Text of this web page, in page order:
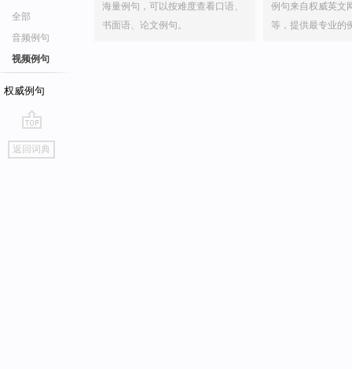
全部
音频例句
视频例句
权威例句
go
top
返回词典
海量例句，可以按难度查看口语、
书面语、论文例句。
例句来自权威英文
等，提供最专业的